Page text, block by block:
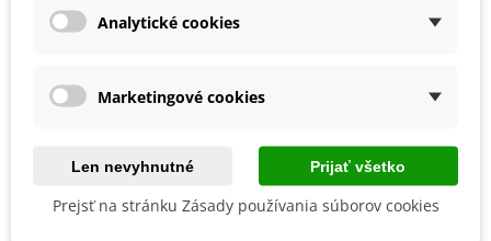
Výrobca
SemenaOnline
Vegetačné Obdobie
Analytické cookies
Marketingové cookies
Len nevyhnutné Prijať všetko
Prejsť na stránku Zásady používania súborov cookies